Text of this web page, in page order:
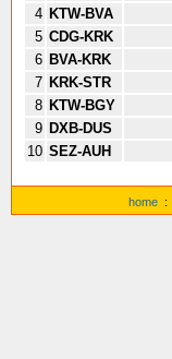
4 KTW-BVA
5 CDG-KRK
6 BVA-KRK
7 KRK-STR
8 KTW-BGY
9 DXB-DUS
10 SEZ-AUH
home :